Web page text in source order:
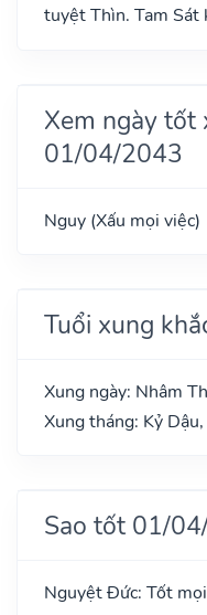
tuyệt Thìn. Tam Sát
Xem ngày tốt
01/04/2043
Nguy (Xấu mọi việc)
Tuổi xung
Xung ngày: Nhâm
Xung tháng: Kỷ
Sao tốt 01/
Nguyệt Đức: Tốt